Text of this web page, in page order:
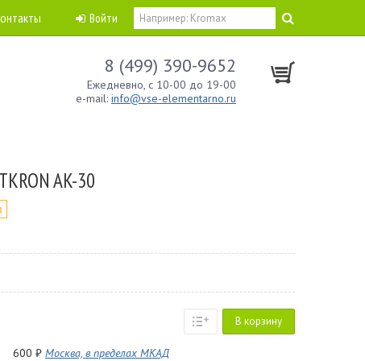
Войти
8 (499) 390-9652
Ежедневно, с 10-00 до 19-00
e-mail: info@vse-elementarno.ru
AK-30
В корзину
600 ₽ Москва, в пределах МКАД